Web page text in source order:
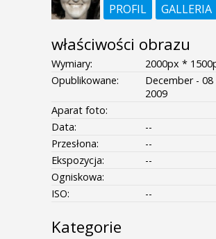
PROFIL
GALLERIA
właściwości obrazu
Wymiary:
2000px *
Opublikowane:
December - 08
2009
Aparat foto:
Data:
--
Przesłona:
--
Ekspozycja:
--
Ogniskowa:
ISO:
--
Kategorie